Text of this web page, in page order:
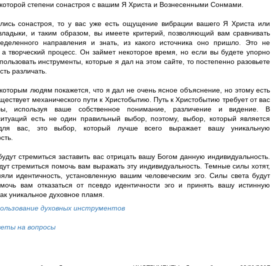
степени сонастроя с вашим Я Христа и Вознесенными Сонмами.
сонастроя, то у вас уже есть ощущение вибрации вашего Я Христа или
и таким образом, вы имеете критерий, позволяющий вам сравнивать
направления и знать, из какого источника оно пришло. Это не
а творческий процесс. Он займет некоторое время, но если вы будете упорно
инструменты, которые я дал на этом сайте, то постепенно разовьете
различать.
людям покажется, что я дал не очень ясное объяснение, но этому есть
механического пути к Христобытию. Путь к Христобытию требует от вас
используя ваше собственное понимание, различение и видение. В
есть не один правильный выбор, поэтому, выбор, который является
вас, это выбор, который лучше всего выражает вашу уникальную
стремиться заставить вас отрицать вашу Богом данную индивидуальность.
стремиться помочь вам выражать эту индивидуальность. Темные силы хотят,
идентичность, установленную вашим человеческим эго. Силы света будут
вам отказаться от псевдо идентичности эго и принять вашу истинную
уникальное духовное пламя.
духовных инструментов
на вопросы